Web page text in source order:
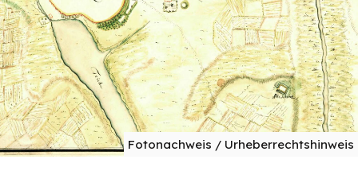
Fotonachweis / Urheberrechtshinweis